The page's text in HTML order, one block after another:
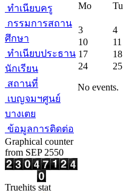
ทำเนียบครู
กรรมการสถาน
ศึกษา
ทำเนียบประธาน
นักเรียน
สถานที่
เบญจมฯศูนย์
บางเตย
ข้อมูลการติดต่อ
Graphical counter
from SEP 2550
Truehits stat
Mo
Tu
3
4
10
11
17
18
24
25
No events.